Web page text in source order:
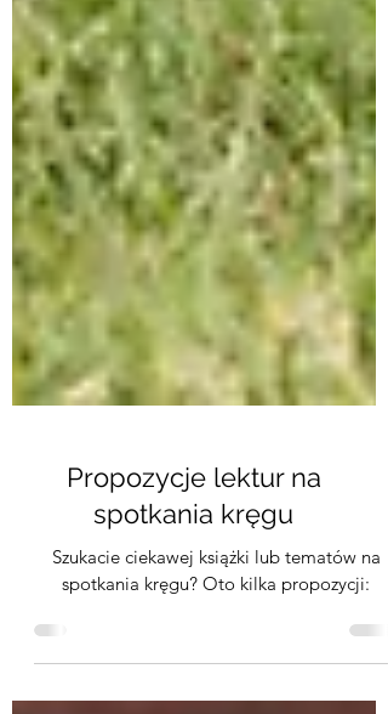
Propozycje lektur na
spotkania kręgu
spotkania kręgu? Oto kilka propozycji: